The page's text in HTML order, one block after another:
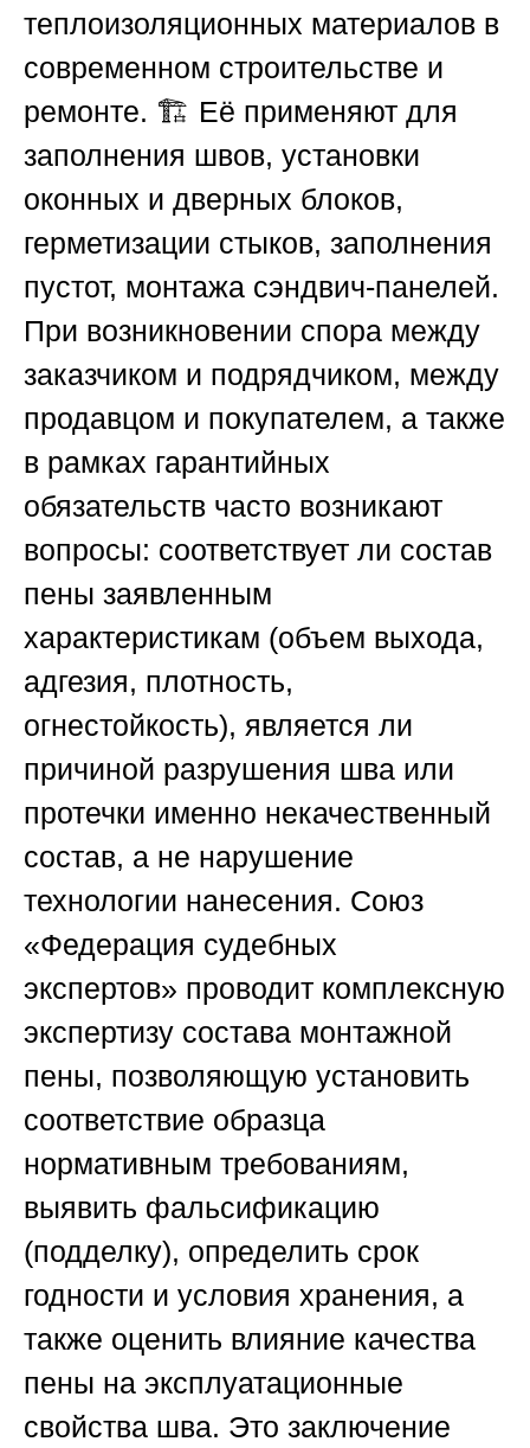
теплоизоляционных материалов в
современном строительстве и
ремонте. 🏗️ Её применяют для
заполнения швов, установки
оконных и дверных блоков,
герметизации стыков, заполнения
пустот, монтажа сэндвич-панелей.
При возникновении спора между
заказчиком и подрядчиком, между
продавцом и покупателем, а также
в рамках гарантийных
обязательств часто возникают
вопросы: соответствует ли состав
пены заявленным
характеристикам (объем выхода,
адгезия, плотность,
огнестойкость), является ли
причиной разрушения шва или
протечки именно некачественный
состав, а не нарушение
технологии нанесения. Союз
«Федерация судебных
экспертов» проводит комплексную
экспертизу состава монтажной
пены, позволяющую установить
соответствие образца
нормативным требованиям,
выявить фальсификацию
(подделку), определить срок
годности и условия хранения, а
также оценить влияние качества
пены на эксплуатационные
свойства шва. Это заключение